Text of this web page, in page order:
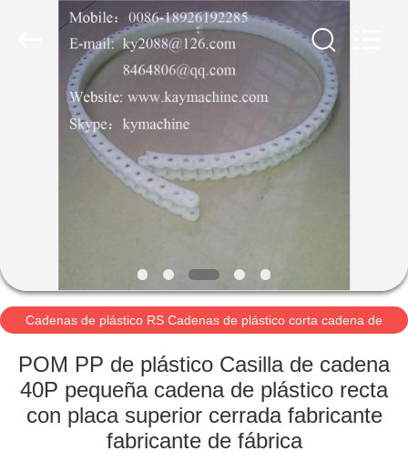
INICIO
PRODUCTOS
VISITA
A
LA
FÁBRICA
CONTROL
Cadenas de plástico RS Cadenas de plástico corta cadena de
POM PP de plástico Casilla de cadena
40P pequeña cadena de plástico recta
con placa superior cerrada fabricante
fabricante de fábrica